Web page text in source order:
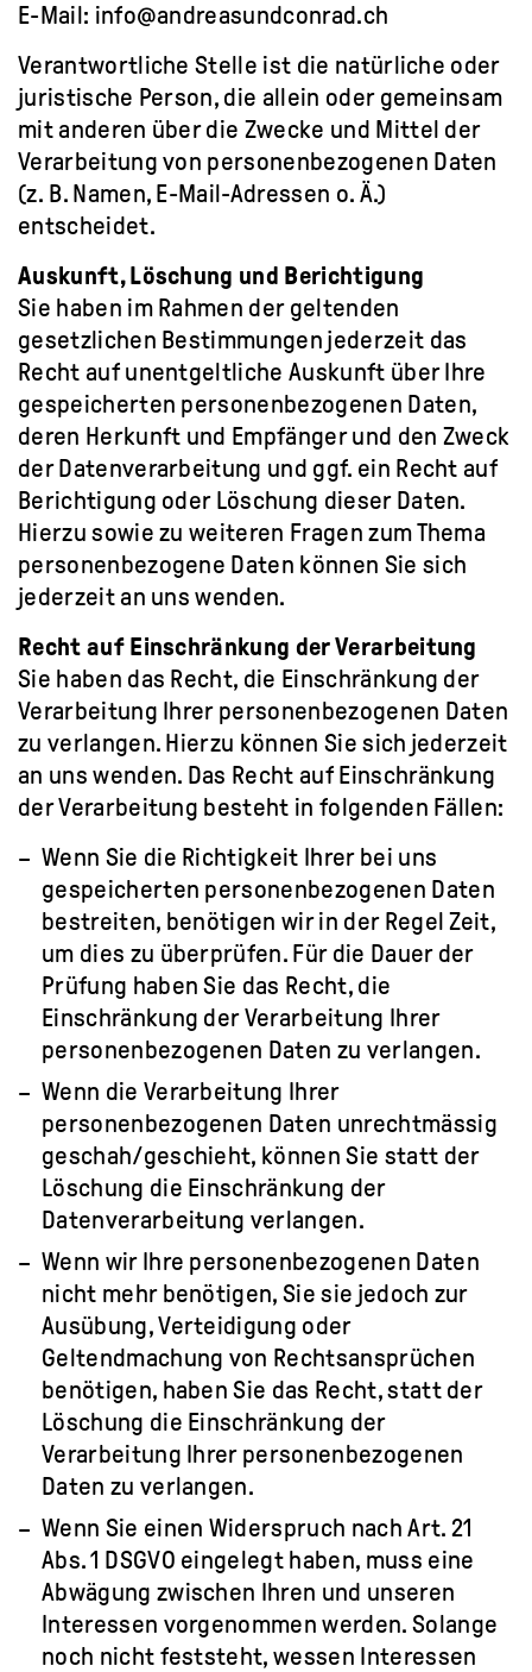
E-Mail: info@andreasundconrad.ch
Verantwortliche Stelle ist die natürliche oder
juristische Person, die allein oder gemeinsam
mit anderen über die Zwecke und Mittel der
Verarbeitung von personenbezogenen Daten
(z. B. Namen, E-Mail-Adressen o. Ä.)
entscheidet.
Auskunft, Löschung und Berichtigung
Sie haben im Rahmen der geltenden
gesetzlichen Bestimmungen jederzeit das
Recht auf unentgeltliche Auskunft über Ihre
gespeicherten personenbezogenen Daten,
deren Herkunft und Empfänger und den Zweck
der Datenverarbeitung und ggf. ein Recht auf
Berichtigung oder Löschung dieser Daten.
Hierzu sowie zu weiteren Fragen zum Thema
personenbezogene Daten können Sie sich
jederzeit an uns wenden.
Recht auf Einschränkung der Verarbeitung
Sie haben das Recht, die Einschränkung der
Verarbeitung Ihrer personenbezogenen Daten
zu verlangen. Hierzu können Sie sich jederzeit
an uns wenden. Das Recht auf Einschränkung
der Verarbeitung besteht in folgenden Fällen:
Wenn Sie die Richtigkeit Ihrer bei uns
gespeicherten personenbezogenen Daten
bestreiten, benötigen wir in der Regel Zeit,
um dies zu überprüfen. Für die Dauer der
Prüfung haben Sie das Recht, die
Einschränkung der Verarbeitung Ihrer
personenbezogenen Daten zu verlangen.
Wenn die Verarbeitung Ihrer
personenbezogenen Daten unrechtmässig
geschah/geschieht, können Sie statt der
Löschung die Einschränkung der
Datenverarbeitung verlangen.
Wenn wir Ihre personenbezogenen Daten
nicht mehr benötigen, Sie sie jedoch zur
Ausübung, Verteidigung oder
Geltendmachung von Rechtsansprüchen
benötigen, haben Sie das Recht, statt der
Löschung die Einschränkung der
Verarbeitung Ihrer personenbezogenen
Daten zu verlangen.
Wenn Sie einen Widerspruch nach Art. 21
Abs. 1 DSGVO eingelegt haben, muss eine
Abwägung zwischen Ihren und unseren
Interessen vorgenommen werden. Solange
noch nicht feststeht, wessen Interessen